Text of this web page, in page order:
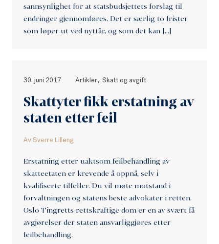
sannsynlighet for at statsbudsjettets forslag til
endringer gjennomføres. Det er særlig to frister
som løper ut ved nyttår, og som det kan […]
30. juni 2017 Artikler, Skatt og avgift
Skattyter fikk erstatning av
staten etter feil
Av Sverre Lilleng
Erstatning etter uaktsom feilbehandling av
skatteetaten er krevende å oppnå, selv i
kvalifiserte tilfeller. Du vil møte motstand i
forvaltningen og statens beste advokater i retten.
Oslo Tingretts rettskraftige dom er en av svært få
avgjørelser der staten ansvarliggjøres etter
feilbehandling.